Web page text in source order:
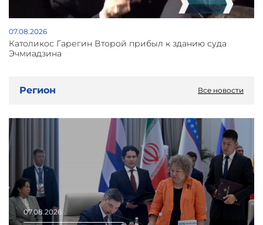
07.08.2026
Католикос Гарегин Второй прибыл к зданию суда
Эчмиадзина
Регион Все новости
07.08.2026